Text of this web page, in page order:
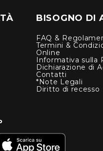
BISOGNO DI
FAQ &
Termini &
Online
Informativa sulla
Dichiarazione di
Contatti
*Note Legali
Diritto di recesso